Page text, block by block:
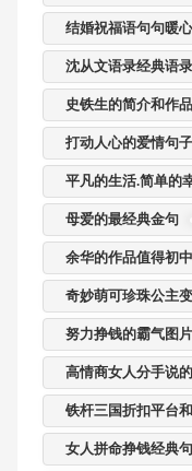
结婚祝福语句句暖心
沈从文语录经典语
史铁生的简介和作品
打动人心的爱情句
平凡的生活.简单的
母爱的最经典金句
余华的作品值得初
奇妙萌可珍珠公主
努力挣钱的霸气图片
高情商女人分手说
铁杆三国折扣平台
女人拼命挣钱经典